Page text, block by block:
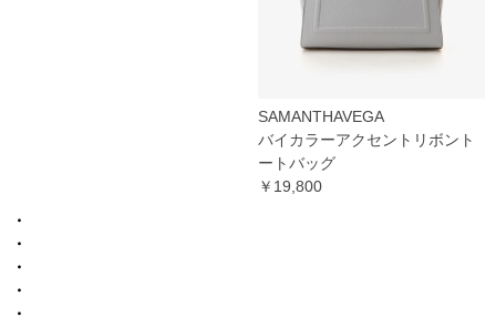
SAMANTHAVEGA
バイカラーアクセントリボント
ートバッグ
￥19,800
・
・
・
・
・